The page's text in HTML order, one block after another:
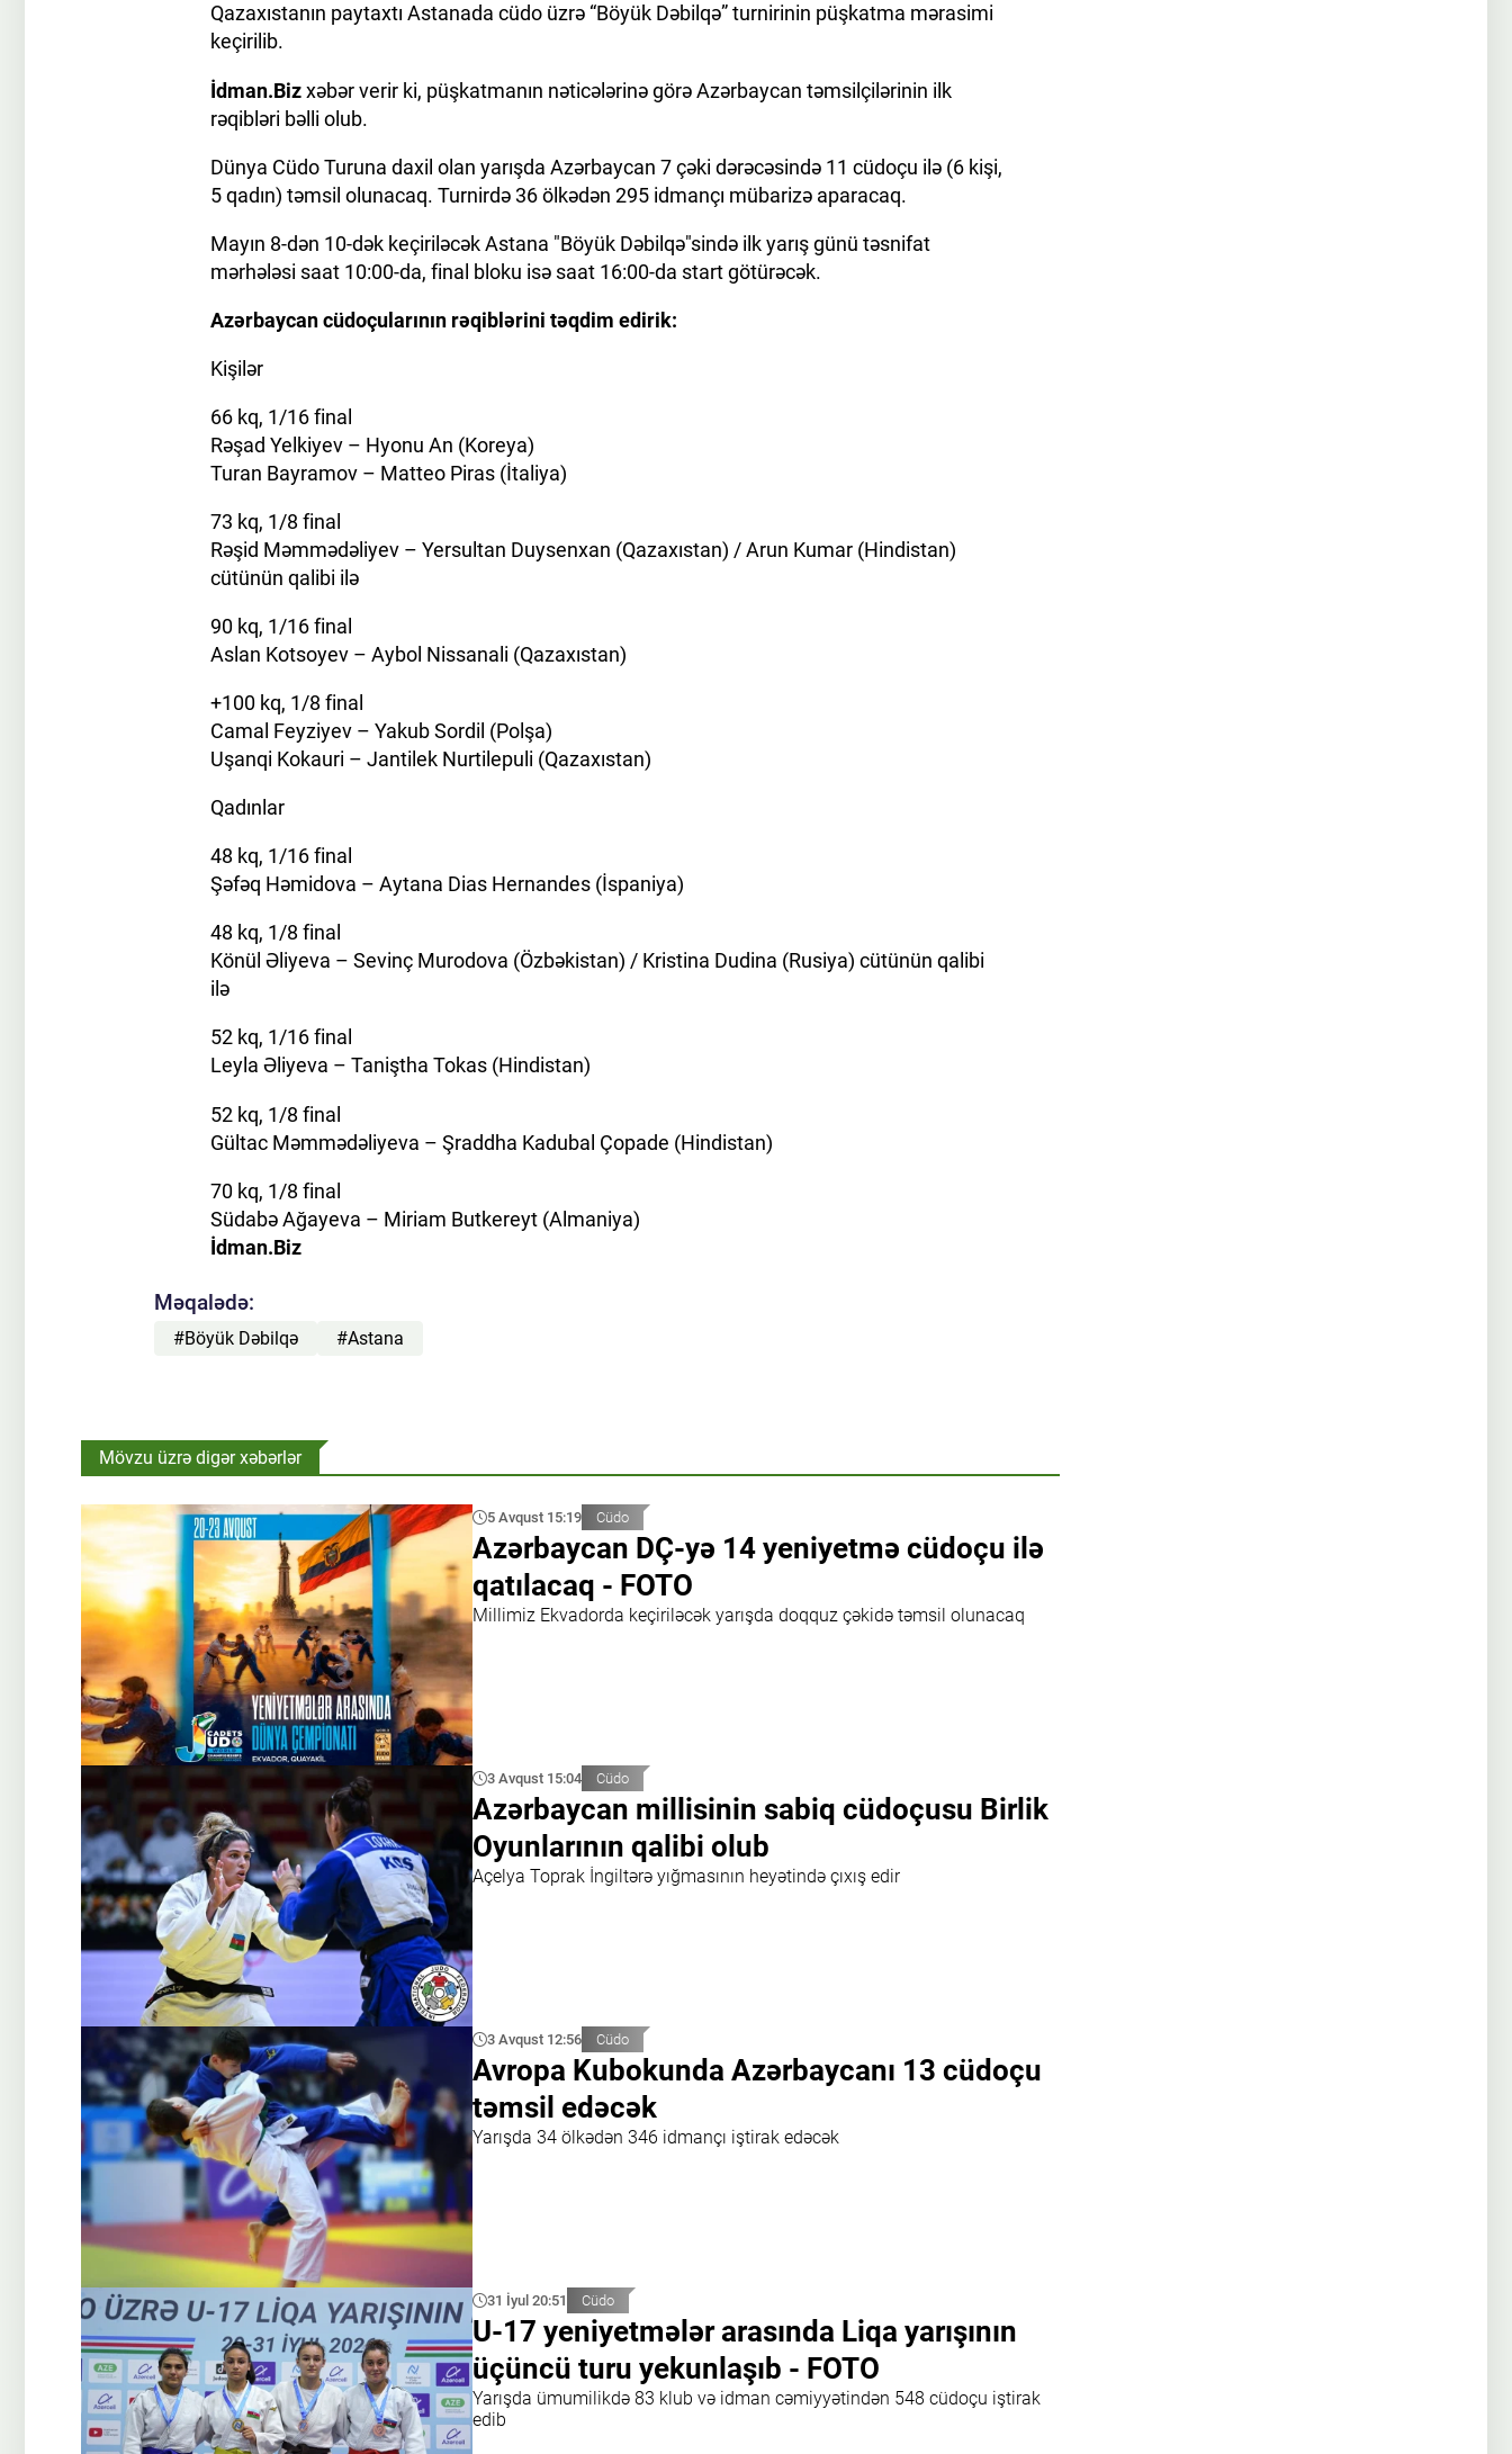
Qazaxıstanın paytaxtı Astanada cüdo üzrə “Böyük Dəbilqə” turnirinin püşkatma mərasimi
keçirilib.
İdman.Bizxəbər verir ki, püşkatmanın nəticələrinə görə Azərbaycan təmsilçilərinin ilk
rəqibləri bəlli olub.
Dünya Cüdo Turuna daxil olan yarışda Azərbaycan 7 çəki dərəcəsində 11 cüdoçu ilə (6 kişi,
5 qadın) təmsil olunacaq. Turnirdə 36 ölkədən 295 idmançı mübarizə aparacaq.
Mayın 8-dən 10-dək keçiriləcək Astana "Böyük Dəbilqə"sində ilk yarış günü təsnifat
mərhələsi saat 10:00-da, final bloku isə saat 16:00-da start götürəcək.
Azərbaycan cüdoçularının rəqiblərini təqdim edirik:
Kişilər
66 kq, 1/16 final
Rəşad Yelkiyev – Hyonu An (Koreya)
Turan Bayramov – Matteo Piras (İtaliya)
73 kq, 1/8 final
Rəşid Məmmədəliyev – Yersultan Duysenxan (Qazaxıstan) / Arun Kumar (Hindistan)
cütünün qalibi ilə
90 kq, 1/16 final
Aslan Kotsoyev – Aybol Nissanali (Qazaxıstan)
+100 kq, 1/8 final
Camal Feyziyev – Yakub Sordil (Polşa)
Uşanqi Kokauri – Jantilek Nurtilepuli (Qazaxıstan)
Qadınlar
48 kq, 1/16 final
Şəfəq Həmidova – Aytana Dias Hernandes (İspaniya)
48 kq, 1/8 final
Könül Əliyeva – Sevinç Murodova (Özbəkistan) / Kristina Dudina (Rusiya) cütünün qalibi
ilə
52 kq, 1/16 final
Leyla Əliyeva – Taniştha Tokas (Hindistan)
52 kq, 1/8 final
Gültac Məmmədəliyeva – Şraddha Kadubal Çopade (Hindistan)
70 kq, 1/8 final
Südabə Ağayeva – Miriam Butkereyt (Almaniya)
İdman.Biz
Məqalədə:
#Böyük Dəbilqə #Astana
Mövzu üzrə digər xəbərlər
5 Avqust 15:19 Cüdo
Azərbaycan DÇ-yə 14 yeniyetmə cüdoçu ilə
qatılacaq - FOTO
Millimiz Ekvadorda keçiriləcək yarışda doqquz çəkidə təmsil olunacaq
3 Avqust 15:04 Cüdo
Azərbaycan millisinin sabiq cüdoçusu Birlik
Oyunlarının qalibi olub
Açelya Toprak İngiltərə yığmasının heyətində çıxış edir
3 Avqust 12:56 Cüdo
Avropa Kubokunda Azərbaycanı 13 cüdoçu
təmsil edəcək
Yarışda 34 ölkədən 346 idmançı iştirak edəcək
31 İyul 20:51 Cüdo
U-17 yeniyetmələr arasında Liqa yarışının
üçüncü turu yekunlaşıb - FOTO
Yarışda ümumilikdə 83 klub və idman cəmiyyətindən 548 cüdoçu iştirak
edib